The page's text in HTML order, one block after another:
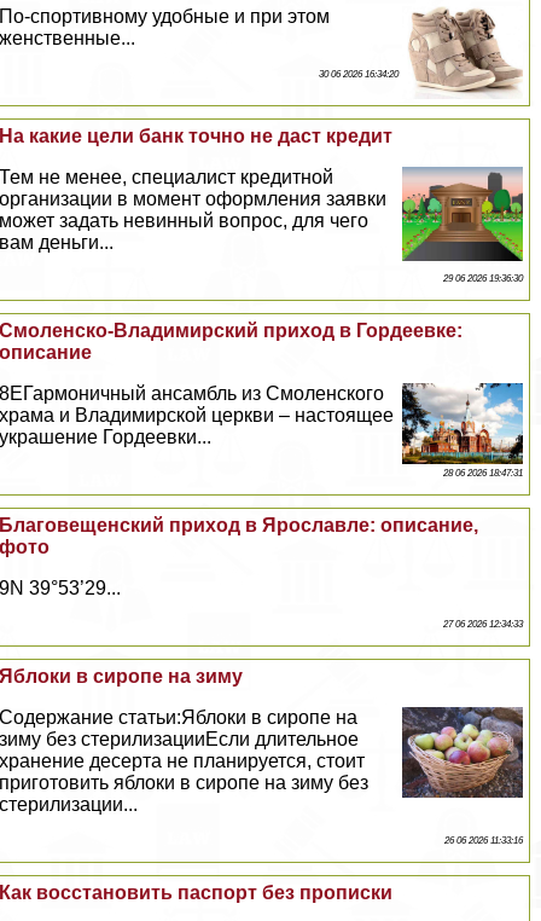
По-спортивному удобные и при этом
женственные...
30 06 2026 16:34:20
На какие цели банк точно не даст кредит
Тем не менее, специалист кредитной
организации в момент оформления заявки
может задать невинный вопрос, для чего
вам деньги...
29 06 2026 19:36:30
Смоленско-Владимирский приход в Гордеевке:
описание
8EГармоничный ансамбль из Смоленского
храма и Владимирской церкви – настоящее
украшение Гордеевки...
28 06 2026 18:47:31
Благовещенский приход в Ярославле: описание,
фото
9N 39°53’29...
27 06 2026 12:34:33
Яблоки в сиропе на зиму
Содержание статьи:Яблоки в сиропе на
зиму без стерилизацииЕсли длительное
хранение десерта не планируется, стоит
приготовить яблоки в сиропе на зиму без
стерилизации...
26 06 2026 11:33:16
Как восстановить паспорт без прописки